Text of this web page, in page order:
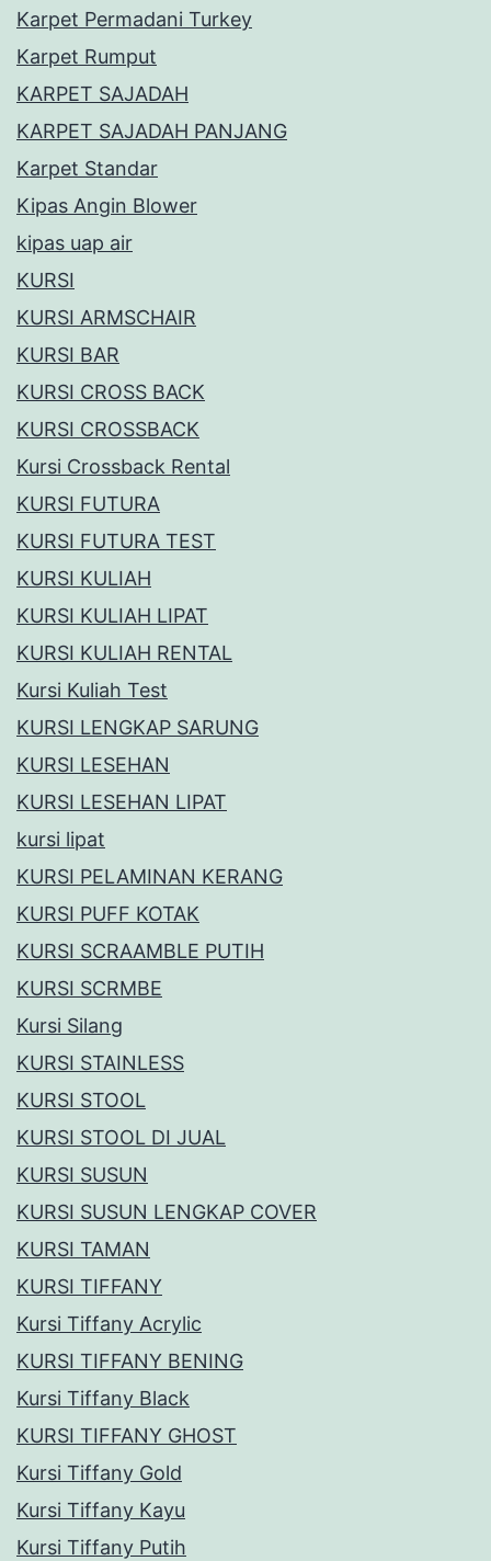
Karpet Permadani Turkey
Karpet Rumput
KARPET SAJADAH
KARPET SAJADAH PANJANG
Karpet Standar
Kipas Angin Blower
kipas uap air
KURSI
KURSI ARMSCHAIR
KURSI BAR
KURSI CROSS BACK
KURSI CROSSBACK
Kursi Crossback Rental
KURSI FUTURA
KURSI FUTURA TEST
KURSI KULIAH
KURSI KULIAH LIPAT
KURSI KULIAH RENTAL
Kursi Kuliah Test
KURSI LENGKAP SARUNG
KURSI LESEHAN
KURSI LESEHAN LIPAT
kursi lipat
KURSI PELAMINAN KERANG
KURSI PUFF KOTAK
KURSI SCRAAMBLE PUTIH
KURSI SCRMBE
Kursi Silang
KURSI STAINLESS
KURSI STOOL
KURSI STOOL DI JUAL
KURSI SUSUN
KURSI SUSUN LENGKAP COVER
KURSI TAMAN
KURSI TIFFANY
Kursi Tiffany Acrylic
KURSI TIFFANY BENING
Kursi Tiffany Black
KURSI TIFFANY GHOST
Kursi Tiffany Gold
Kursi Tiffany Kayu
Kursi Tiffany Putih